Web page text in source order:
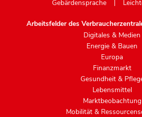
Gebärdensprache
Arbeitsfelder des
Digitales & Medien
Energie & Bauen
Europa
Finanzmarkt
Gesundheit &
Lebensmittel
Marktbeobachtung
Mobilität &